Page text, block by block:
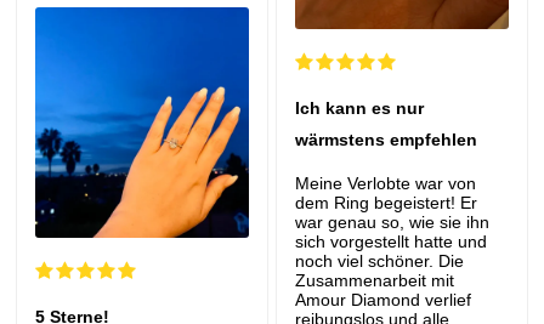
Benjamin D.
Verifizierter
Ich kann es nur
wärmstens empfehlen
Meine Verlobte war von
dem Ring begeistert! Er
war genau so, wie sie ihn
sich vorgestellt hatte und
noch viel schöner. Die
Zusammenarbeit mit
Amour Diamond verlief
reibungslos und alle
5 Sterne!